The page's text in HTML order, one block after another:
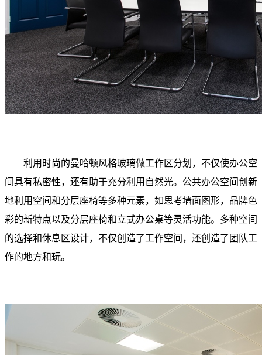
利用时尚的曼哈顿风格玻璃做工作区分划，不仅使办公空
间具有私密性，还有助于充分利用自然光。公共办公空间创新
地利用空间和分层座椅等多种元素，如思考墙面图形，品牌色
彩的新特点以及分层座椅和立式办公桌等灵活功能。多种空间
的选择和休息区设计，不仅创造了工作空间，还创造了团队工
作的地方和玩。